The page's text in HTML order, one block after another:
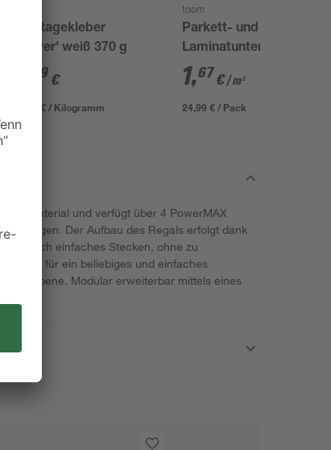
Montagekleber
'Power' weiß 370 g
99 €
21,59 € / Kilogramm
toom
Parkett- und
Laminatunterlage 2,2
mm x 1,25 x 12 m
1,67€/ m²
24,99 € / Pack
Material und verfügt über 4 PowerMAX
sorgen. Der Aufbau des Regals erfolgt dank
durch einfaches Stecken, ohne zu
sorgen für ein beliebiges und einfaches
Ebene. Modular erweiterbar mittels eines